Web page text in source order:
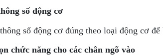
số động cơ
số động cơ đúng theo loại động cơ
chức năng cho các chân ngõ vào